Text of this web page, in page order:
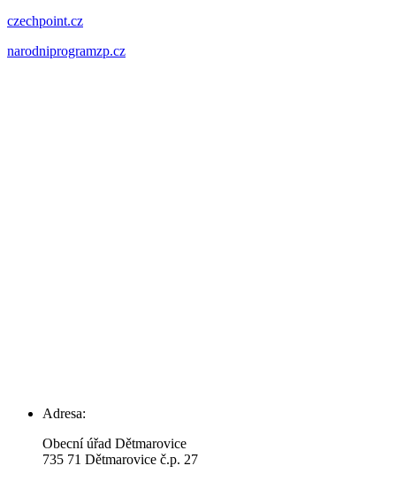
czechpoint.cz
narodniprogramzp.cz
Adresa:
Obecní úřad Dětmarovice
735 71 Dětmarovice č.p. 27